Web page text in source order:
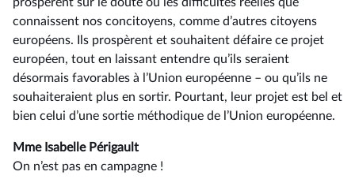
prospèrent sur le doute ou les difficultés réelles que
connaissent nos concitoyens, comme d’autres citoyens
européens. Ils prospèrent et souhaitent défaire ce projet
européen, tout en laissant entendre qu’ils seraient
désormais favorables à l’Union européenne –⁠ ou qu’ils ne
souhaiteraient plus en sortir. Pourtant, leur projet est bel et
bien celui d’une sortie méthodique de l’Union européenne.
Mme Isabelle Périgault
On n’est pas en campagne !